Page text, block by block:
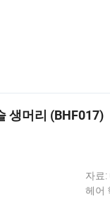
생머리 (BHF017)
자료:
헤어